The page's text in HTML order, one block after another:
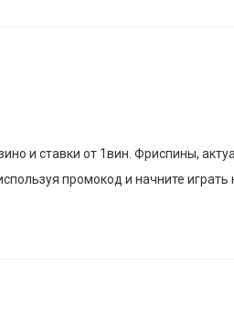
и ставки от 1вин. Фриспины,
промокод и начните играть